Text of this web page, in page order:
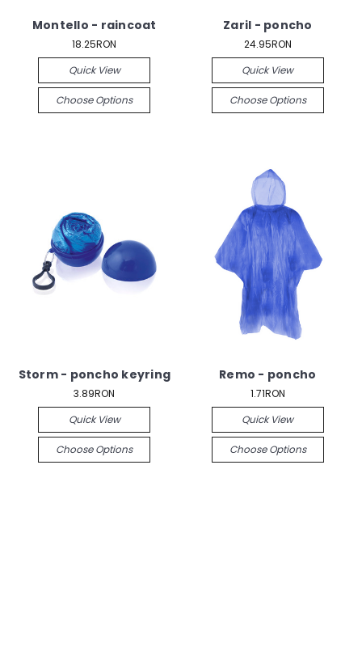
Montello - raincoat
18.25RON
Quick View
Choose Options
Zaril - poncho
24.95RON
Quick View
Choose Options
Storm - poncho keyring
3.89RON
Quick View
Choose Options
Remo - poncho
1.71RON
Quick View
Choose Options